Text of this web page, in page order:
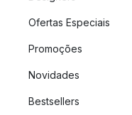
Ofertas Especiais
Promoções
Novidades
Bestsellers